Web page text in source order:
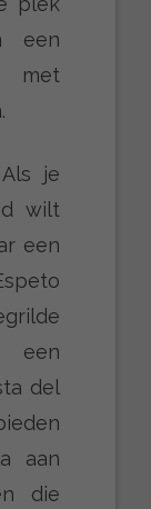
een
Als je
wilt
een
een
del
aan
die